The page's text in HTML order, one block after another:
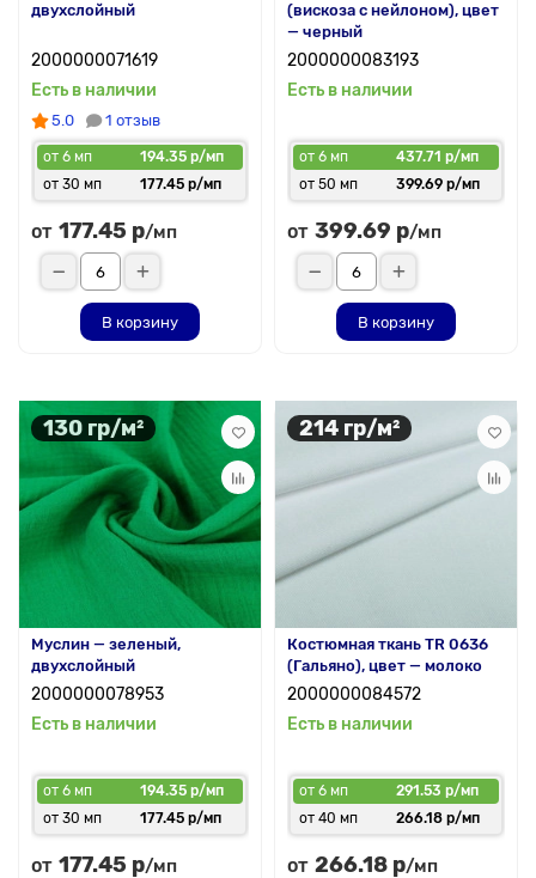
двухслойный
2000000071619
Есть в наличии
5.0 1 отзыв
от 6 мп
194.35 р/мп
от 30 мп
177.45 р/мп
от 177.45 р/мп
В корзину
(вискоза с нейлоном), цвет
— черный
2000000083193
Есть в наличии
от 6 мп
437.71 р/мп
от 50 мп
399.69 р/мп
от 399.69 р/мп
В корзину
130 гр/м²
Муслин — зеленый,
двухслойный
2000000078953
Есть в наличии
от 6 мп
194.35 р/мп
от 30 мп
177.45 р/мп
от 177.45 р/мп
214 гр/м²
Костюмная ткань TR 0636
(Гальяно), цвет — молоко
2000000084572
Есть в наличии
от 6 мп
291.53 р/мп
от 40 мп
266.18 р/мп
от 266.18 р/мп